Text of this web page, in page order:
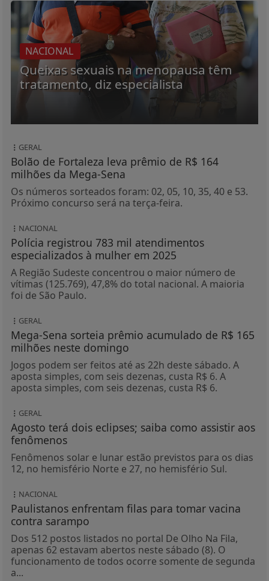
NACIONAL
Queixas sexuais na menopausa têm
tratamento, diz especialista
GERAL
Bolão de Fortaleza leva prêmio de R$ 164
milhões da Mega-Sena
Os números sorteados foram: 02, 05, 10, 35, 40 e 53.
Próximo concurso será na terça-feira.
NACIONAL
Polícia registrou 783 mil atendimentos
especializados à mulher em 2025
A Região Sudeste concentrou o maior número de
vítimas (125.769), 47,8% do total nacional. A maioria
foi de São Paulo.
GERAL
Mega-Sena sorteia prêmio acumulado de R$ 165
milhões neste domingo
Jogos podem ser feitos até as 22h deste sábado. A
aposta simples, com seis dezenas, custa R$ 6. A
aposta simples, com seis dezenas, custa R$ 6.
GERAL
Agosto terá dois eclipses; saiba como assistir aos
fenômenos
Fenômenos solar e lunar estão previstos para os dias
12, no hemisfério Norte e 27, no hemisfério Sul.
NACIONAL
Paulistanos enfrentam filas para tomar vacina
contra sarampo
Dos 512 postos listados no portal De Olho Na Fila,
apenas 62 estavam abertos neste sábado (8). O
funcionamento de todos ocorre somente de segunda
a...